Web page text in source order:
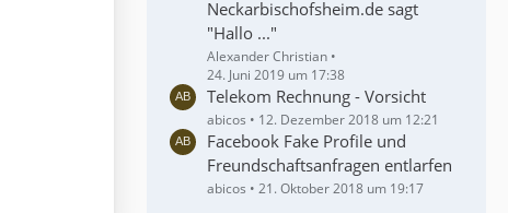
Neckarbischofsheim.de sagt
"Hallo ..."
Alexander Christian
24. Juni 2019 um 17:38
Telekom Rechnung - Vorsicht
abicos 12. Dezember 2018 um 12:21
Facebook Fake Profile und
Freundschaftsanfragen entlarfen
abicos 21. Oktober 2018 um 19:17